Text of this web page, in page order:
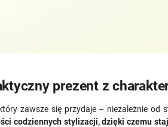
prezent z
zawsze się przydaje – niezależnie od
codziennych stylizacji, dzięki czemu